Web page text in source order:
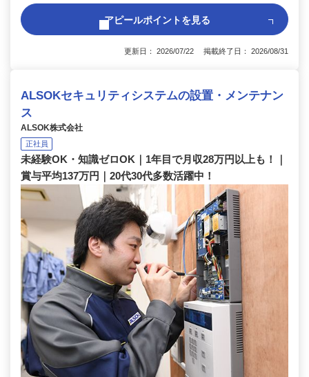
アピールポイントを見る
更新日： 2026/07/22 掲載終了日： 2026/08/31
ALSOKセキュリティシステムの設置・メンテナン
ス
ALSOK株式会社
正社員
未経験OK・知識ゼロOK｜1年目で月収28万円以上も！｜
賞与平均137万円｜20代30代多数活躍中！